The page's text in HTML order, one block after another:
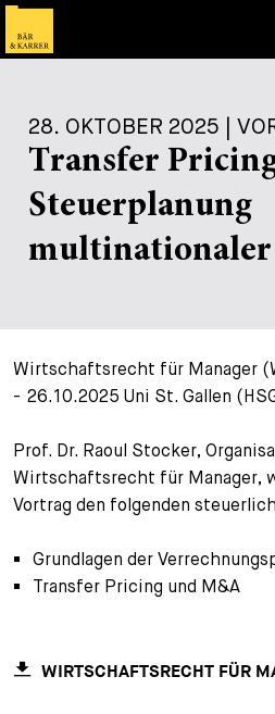
Expertise
Deals & Cases
Publikationen
Publikation
Legal Insight
Karriere
Anwälte
Kurzpraktikanten
Assistenzen
Offene Stellen
Bewerben
Fragen und Antworten
Ihre Karriere bei uns
EN DE FR
28. OKTOBER 2025 |
Transfer
Steuerplanung
Wirtschaftsrecht für Manager
- 26.10.2025 Uni St. Gallen
Prof. Dr. Raoul Stocker,
Wirtschaftsrecht für Manager,
Vortrag den folgenden
Grundlagen der
Transfer Pricing und M&A
WIRTSCHAFTSRECHT FÜR